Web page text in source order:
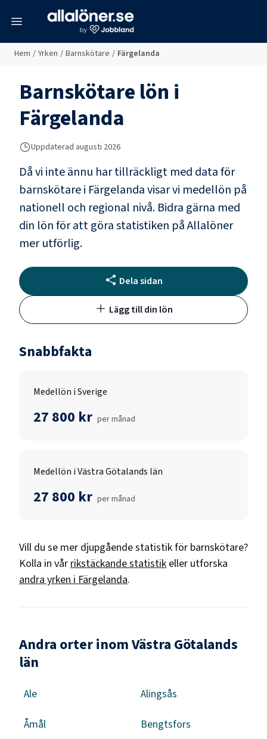
Hem / Yrken / Barnskötare / Färgelanda
Barnskötarelön i
Färgelanda
Uppdaterad augusti 2026
Då vi inte ännu har tillräckligt med data för
barnskötarei Färgelandavisar vi medellön på
nationell och regional nivå. Bidra gärna med
din lön för att göra statistiken på Allalöner
mer utförlig.
Dela sidan
Lägg till din lön
Snabbfakta
Medellön i Sverige
27 800 kr per månad
Medellön i Västra Götalands län
27 800 kr per månad
Vill du se mer djupgående statistik för barnskötare?
Kolla in vår rikstäckande statistik eller utforska
andra yrken i Färgelanda.
Andra orter inom Västra Götalands
län
Ale Alingsås
Åmål Bengtsfors